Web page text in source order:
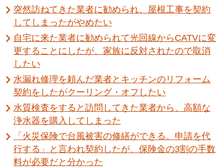
突然訪ねてきた業者に勧められ、屋根工事を契約
してしまったがやめたい
自宅に来た業者に勧められて光回線からCATVに変
更することにしたが、家族に反対されたので取消
したい
水漏れ修理を頼んだ業者とキッチンのリフォーム
契約をしたがクーリング・オフしたい
水質検査をすると訪問してきた業者から、高額な
浄水器を購入してしまった
「火災保険で台風被害の修繕ができる。申請を代
行する」と言われ契約したが、保険金の3割の手数
料が必要だと分かった